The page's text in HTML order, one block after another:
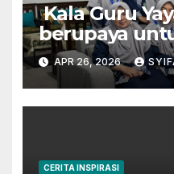
Kala Guru
berupaya
Al-Qur’an
APR 26, 2026
CERITA INSPIRASI